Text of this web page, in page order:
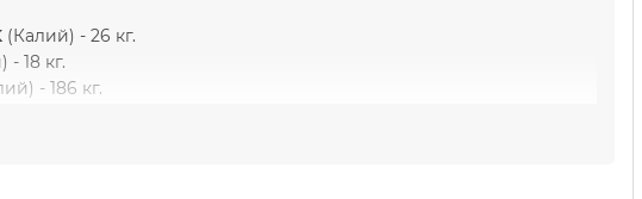
(Калий) - 26 кг.
- 18 кг.
- 186 кг.